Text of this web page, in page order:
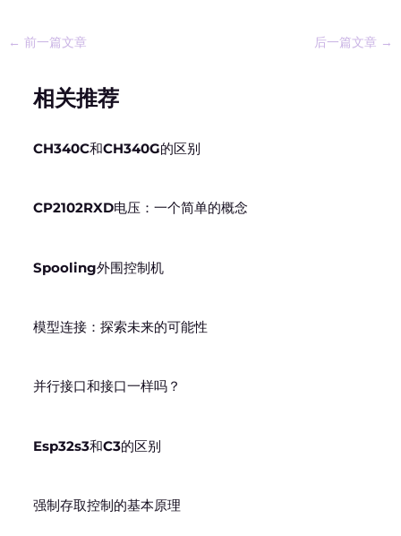
← 前一篇文章 后一篇文章 →
相关推荐
CH340C和CH340G的区别
CP2102RXD电压：一个简单的概念
Spooling外围控制机
模型连接：探索未来的可能性
并行接口和接口一样吗？
Esp32s3和C3的区别
强制存取控制的基本原理